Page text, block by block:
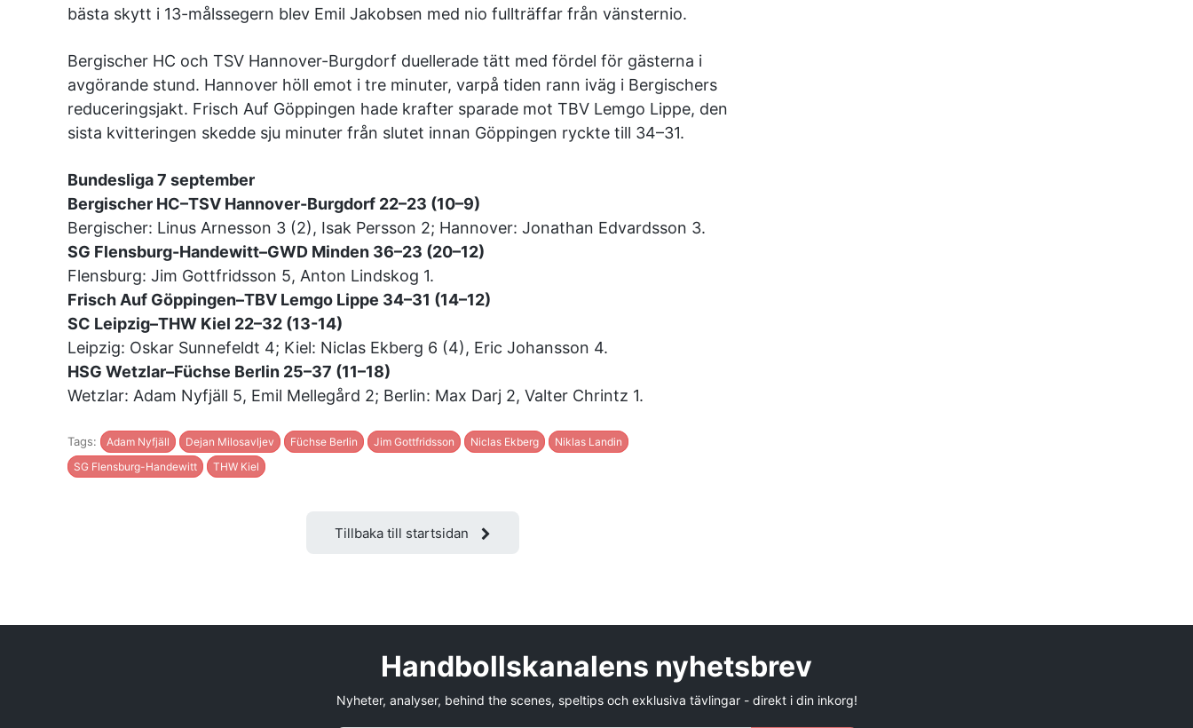
bästa skytt i 13-målssegern blev Emil Jakobsen med nio fullträffar från vänsternio.
Bergischer HC och TSV Hannover-Burgdorf duellerade tätt med fördel för gästerna i
avgörande stund. Hannover höll emot i tre minuter, varpå tiden rann iväg i Bergischers
reduceringsjakt. Frisch Auf Göppingen hade krafter sparade mot TBV Lemgo Lippe, den
sista kvitteringen skedde sju minuter från slutet innan Göppingen ryckte till 34–31.
Bundesliga 7 september
Bergischer HC–TSV Hannover-Burgdorf 22–23 (10–9)
Bergischer: Linus Arnesson 3 (2), Isak Persson 2; Hannover: Jonathan Edvardsson 3.
SG Flensburg-Handewitt–GWD Minden 36–23 (20–12)
Flensburg: Jim Gottfridsson 5, Anton Lindskog 1.
Frisch Auf Göppingen–TBV Lemgo Lippe 34–31 (14–12)
SC Leipzig–THW Kiel 22–32 (13-14)
Leipzig: Oskar Sunnefeldt 4; Kiel: Niclas Ekberg 6 (4), Eric Johansson 4.
HSG Wetzlar–Füchse Berlin 25–37 (11–18)
Wetzlar: Adam Nyfjäll 5, Emil Mellegård 2; Berlin: Max Darj 2, Valter Chrintz 1.
Tags: Adam Nyfjäll Dejan Milosavljev Füchse Berlin Jim Gottfridsson Niclas Ekberg
Niklas Landin
SG Flensburg-Handewitt
THW Kiel
Tillbaka till startsidan
Handbollskanalens nyhetsbrev
Nyheter, analyser, behind the scenes, speltips och exklusiva tävlingar - direkt i din inkorg!